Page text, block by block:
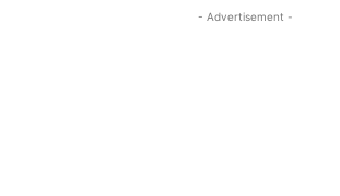
- Advertisement -